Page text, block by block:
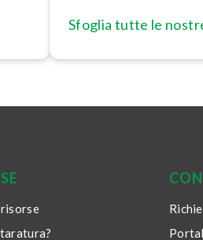
Sfoglia tutte le
taratura?